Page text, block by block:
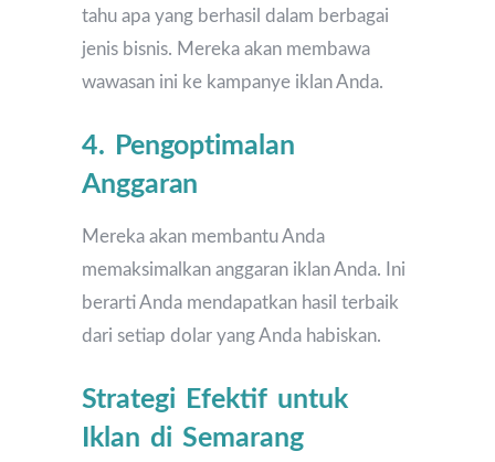
tahu apa yang berhasil dalam berbagai
jenis bisnis. Mereka akan membawa
wawasan ini ke kampanye iklan Anda.
4. Pengoptimalan
Anggaran
Mereka akan membantu Anda
memaksimalkan anggaran iklan Anda. Ini
berarti Anda mendapatkan hasil terbaik
dari setiap dolar yang Anda habiskan.
Strategi Efektif untuk
Iklan di Semarang